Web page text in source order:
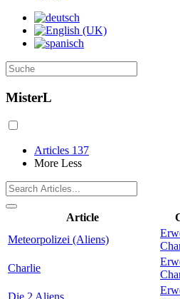
MisterL
Articles 137
More Less
Article
Meteorpolizei (Aliens)
Charlie